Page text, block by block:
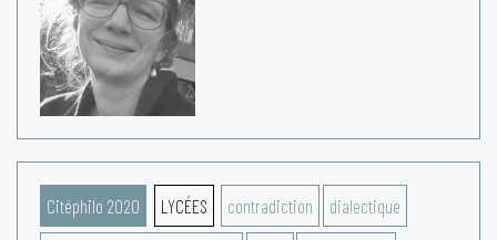
Citéphilo 2020 LYCÉES contradiction dialectique